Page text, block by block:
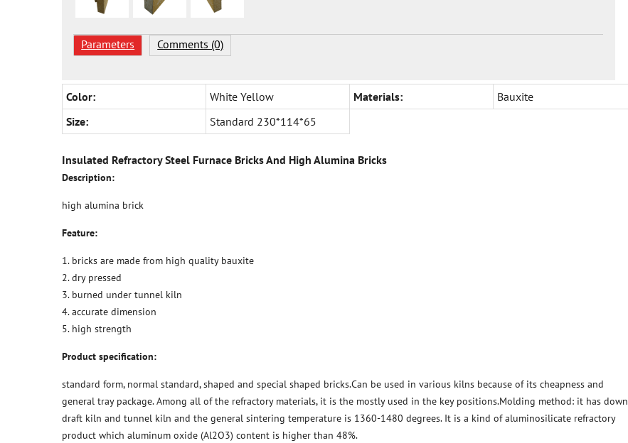
Parameters Comments (0)
Color: White Yellow Materials:
Bauxite
Size:
Standard 230*114*65
Insulated Refractory Steel Furnace Bricks And High Alumina Bricks
Description:
high alumina brick
Feature:
1. bricks are made from high quality bauxite
2. dry pressed
3. burned under tunnel kiln
4. accurate dimension
5. high strength
Product specification:
standard form, normal standard, shaped and special shaped bricks.Can be used in various kilns because of its cheapness and
general tray package. Among all of the refractory materials, it is the mostly used in the key positions.Molding method: it has down
draft kiln and tunnel kiln and the general sintering temperature is 1360-1480 degrees. It is a kind of aluminosilicate refractory
product which aluminum oxide (Al2O3) content is higher than 48%.